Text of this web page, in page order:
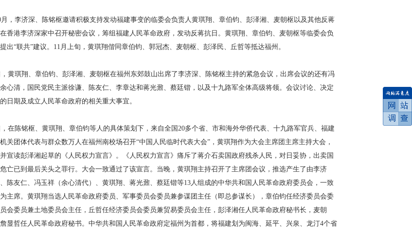
，李济深、陈铭枢邀请积极支持发动福建事变的临委会负责人黄琪翔、章伯钧、彭泽湘、麦朝枢以及其他反蒋
香港李济深家中召开秘密会议，筹组福建人民革命政府，发动反蒋抗日。黄琪翔、章伯钧、麦朝枢等临委会负
出“联共”建议。11月上旬，黄琪翔偕同章伯钧、郭冠杰、麦朝枢、彭泽民、丘哲等抵达福州。
黄琪翔、章伯钧、彭泽湘、麦朝枢在福州东郊鼓山出席了李济深、陈铭枢主持的紧急会议，出席会议的还有冯
心清，国民党民主派徐谦、陈友仁、李章达和蒋光鼐、蔡廷锴，以及十九路军全体高级将领。会议讨论、决定
日期及成立人民革命政府的相关重大事宜。
在陈铭枢、黄琪翔、章伯钧等人的具体策划下，来自全国20多个省、市和海外华侨代表、十九路军官兵、福建
关团体代表与群众数万人在福州南校场召开“中国人民临时代表大会”，黄琪翔作为大会主席团主席主持大会，
宣读彭泽湘起草的《人民权力宣言》。《人民权力宣言》痛斥了蒋介石卖国政府残杀人民，对日妥协，出卖国
亡已到最后关头之罪行。大会一致通过了该宣言。当晚，黄琪翔主持召开了主席团会议，推选产生了由李济
陈友仁、冯玉祥（余心清代）、黄琪翔、蒋光鼐、蔡廷锴等13人组成的中华共和国人民革命政府委员会，一致
主席。黄琪翔当选人民革命政府委员、军事委员会委员兼参谋团主任（即总参谋长），章伯钧任经济委员会委
会委员兼土地委员会主任，丘哲任经济委员会委员兼贸易委员会主任，彭泽湘任人民革命政府秘书长，麦朝
显哲任人民革命政府秘书。中华共和国人民革命政府定福州为首都，将福建划为闽海、延平、兴泉、龙汀4个省